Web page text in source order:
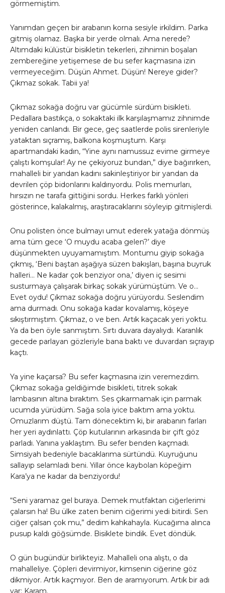
görmemiştim.
Yanımdan geçen bir arabanın korna sesiyle irkildim. Parka
gitmiş olamaz. Başka bir yerde olmalı. Ama nerede?
Altımdaki külüstür bisikletin tekerleri, zihnimin boşalan
zembereğine yetişemese de bu sefer kaçmasına izin
vermeyeceğim. Düşün Ahmet. Düşün! Nereye gider?
Çıkmaz sokak. Tabii ya!
Çıkmaz sokağa doğru var gücümle sürdüm bisikleti.
Pedallara bastıkça, o sokaktaki ilk karşılaşmamız zihnimde
yeniden canlandı. Bir gece, geç saatlerde polis sirenleriyle
yataktan sıçramış, balkona koşmuştum. Karşı
apartmandaki kadın, “Yine aynı namussuz evime girmeye
çalıştı komşular! Ay ne çekiyoruz bundan,” diye bağırırken,
mahalleli bir yandan kadını sakinleştiriyor bir yandan da
devrilen çöp bidonlarını kaldırıyordu. Polis memurları,
hırsızın ne tarafa gittiğini sordu. Herkes farklı yönleri
gösterince, kalakalmış, araştıracaklarını söyleyip gitmişlerdi.
Onu polisten önce bulmayı umut ederek yatağa dönmüş
ama tüm gece ‘O muydu acaba gelen?’ diye
düşünmekten uyuyamamıştım. Montumu giyip sokağa
çıkmış, ‘Beni baştan aşağıya süzen bakışları, başına buyruk
halleri… Ne kadar çok benziyor ona,’ diyen iç sesimi
susturmaya çalışarak birkaç sokak yürümüştüm. Ve o…
Evet oydu! Çıkmaz sokağa doğru yürüyordu. Seslendim
ama durmadı. Onu sokağa kadar kovalamış, köşeye
sıkıştırmıştım. Çıkmaz, o ve ben. Artık kaçacak yeri yoktu.
Ya da ben öyle sanmıştım. Sırtı duvara dayalıydı. Karanlık
gecede parlayan gözleriyle bana baktı ve duvardan sıçrayıp
kaçtı.
Ya yine kaçarsa? Bu sefer kaçmasına izin veremezdim.
Çıkmaz sokağa geldiğimde bisikleti, titrek sokak
lambasının altına bıraktım. Ses çıkarmamak için parmak
ucumda yürüdüm. Sağa sola iyice baktım ama yoktu.
Omuzlarım düştü. Tam dönecektim ki, bir arabanın farları
her yeri aydınlattı. Çöp kutularının arkasında bir çift göz
parladı. Yanına yaklaştım. Bu sefer benden kaçmadı.
Simsiyah bedeniyle bacaklarıma sürtündü. Kuyruğunu
sallayıp selamladı beni. Yıllar önce kaybolan köpeğim
Kara’ya ne kadar da benziyordu!
“Seni yaramaz gel buraya. Demek mutfaktan ciğerlerimi
çalarsın ha! Bu ülke zaten benim ciğerimi yedi bitirdi. Sen
ciğer çalsan çok mu,” dedim kahkahayla. Kucağıma alınca
pusup kaldı göğsümde. Bisiklete bindik. Evet döndük.
O gün bugündür birlikteyiz. Mahalleli ona alıştı, o da
mahalleliye. Çöpleri devirmiyor, kimsenin ciğerine göz
dikmiyor. Artık kaçmıyor. Ben de aramıyorum. Artık bir adı
var: Karam.